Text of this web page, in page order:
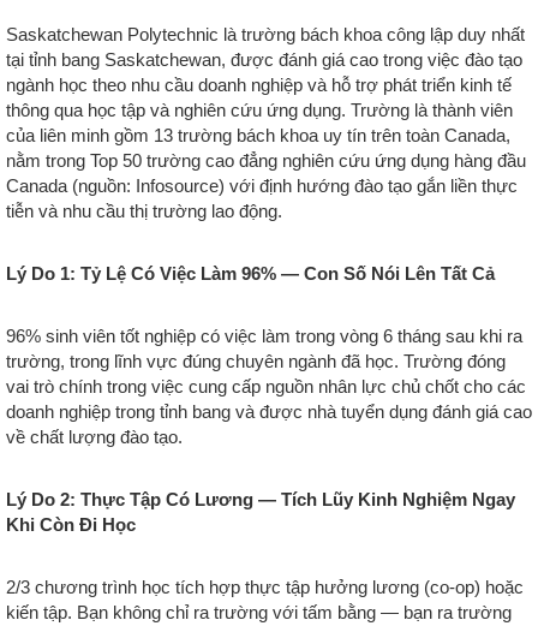
Saskatchewan Polytechnic là trường bách khoa công lập duy nhất
tại tỉnh bang Saskatchewan, được đánh giá cao trong việc đào tạo
ngành học theo nhu cầu doanh nghiệp và hỗ trợ phát triển kinh tế
thông qua học tập và nghiên cứu ứng dụng. Trường là thành viên
của liên minh gồm 13 trường bách khoa uy tín trên toàn Canada,
nằm trong Top 50 trường cao đẳng nghiên cứu ứng dụng hàng đầu
Canada (nguồn: Infosource) với định hướng đào tạo gắn liền thực
tiễn và nhu cầu thị trường lao động.
Lý Do 1: Tỷ Lệ Có Việc Làm 96% — Con Số Nói Lên Tất Cả
96% sinh viên tốt nghiệp có việc làm trong vòng 6 tháng sau khi ra
trường, trong lĩnh vực đúng chuyên ngành đã học. Trường đóng
vai trò chính trong việc cung cấp nguồn nhân lực chủ chốt cho các
doanh nghiệp trong tỉnh bang và được nhà tuyển dụng đánh giá cao
về chất lượng đào tạo.
Lý Do 2: Thực Tập Có Lương — Tích Lũy Kinh Nghiệm Ngay
Khi Còn Đi Học
2/3 chương trình học tích hợp thực tập hưởng lương (co-op) hoặc
kiến tập. Bạn không chỉ ra trường với tấm bằng — bạn ra trường